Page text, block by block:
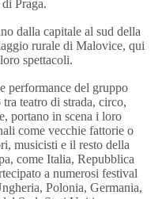
Praga.
dalla capitale al sud della
rurale di Malovice, qui
spettacoli.
performance del gruppo
teatro di strada, circo,
portano in scena i loro
come vecchie fattorie o
musicisti e il resto della
come Italia, Repubblica
a numerosi festival
Polonia, Germania,